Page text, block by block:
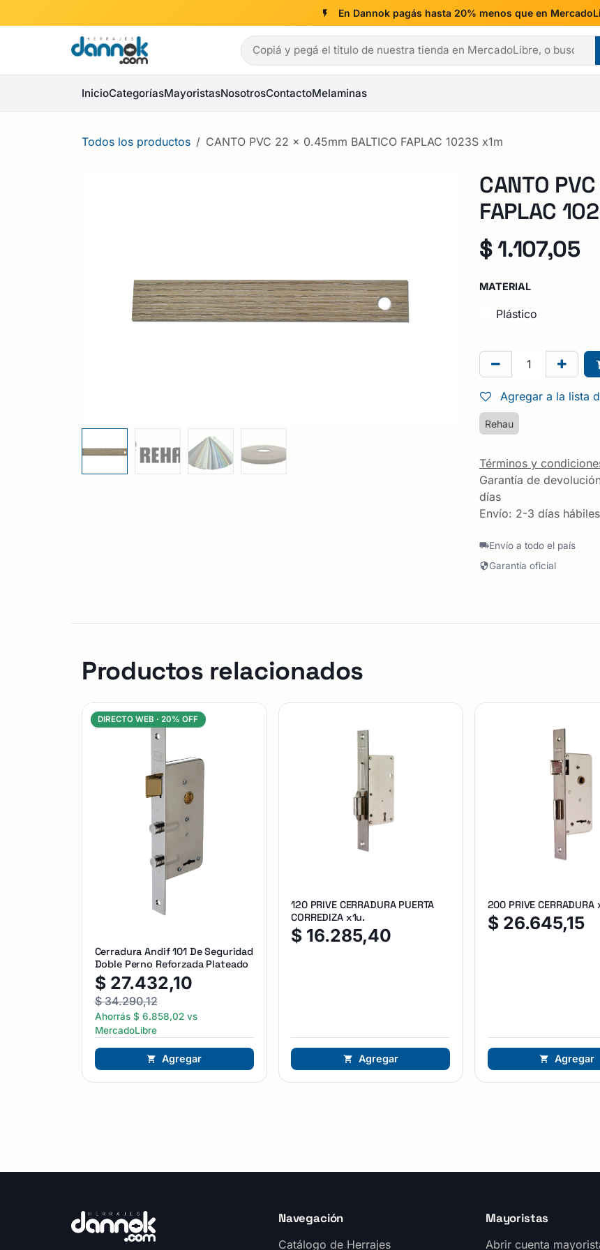
En Dannok pagás hasta 20% menos que en
InicioCategoríasMayoristasNosotrosContactoMelaminas
Todos los productos CANTO PVC 22 x 0.45mm BALTICO FAPLAC 1023S x1m
CANTO
FAPLAC
$1.107,05
MATERIAL
Plástico
Agregar a la lista
Rehau
Términos y
Garantía de
días
Envío: 2-3 días hábiles
Envío a todo el país
Garantía oficial
Productos relacionados
DIRECTO WEB ·20% OFF
Cerradura Andif 101 De Seguridad
Doble Perno Reforzada Plateado
$ 27.432,10
$34.290,12
Ahorrás $ 6.858,02vs
MercadoLibre
Agregar
120 PRIVE CERRADURA PUERTA
CORREDIZA x1u.
$ 16.285,40
Agregar
200 PRIVE CERRADURA
$ 26.645,15
Agregar
Navegación
Catálogo de Herrajes
Mayoristas
Abrir cuenta